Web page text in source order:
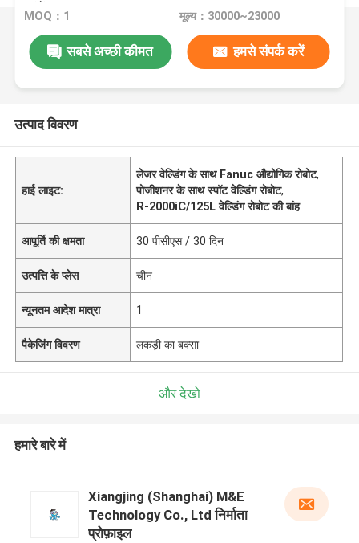
पहुंचें
MOQ：1 मूल्य：30000~23000
सबसे अच्छी कीमत हमसे संपर्क करें
उत्पाद विवरण
हाई लाइट:
लेजर वेल्डिंग के साथ Fanuc औद्योगिक रोबोट,
पोजीशनर के साथ स्पॉट वेल्डिंग रोबोट,
R-2000iC/125L वेल्डिंग रोबोट की बांह
आपूर्ति की क्षमता 30 पीसीएस / 30 दिन
उत्पत्ति के प्लेस चीन
न्यूनतम आदेश मात्रा 1
पैकेजिंग विवरण लकड़ी का बक्सा
और देखो
हमारे बारे में
Xiangjing (Shanghai) M&E
Technology Co., Ltd निर्माता
प्रोफ़ाइल